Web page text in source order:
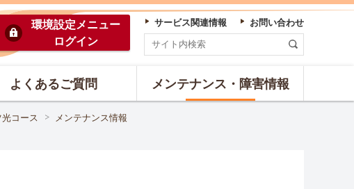
環境設定 メニュー
ログイン
よくあるご質問 メンテナンス・障害情報
サービス関連情報 お問い合わせ
コース
メンテナンス情報